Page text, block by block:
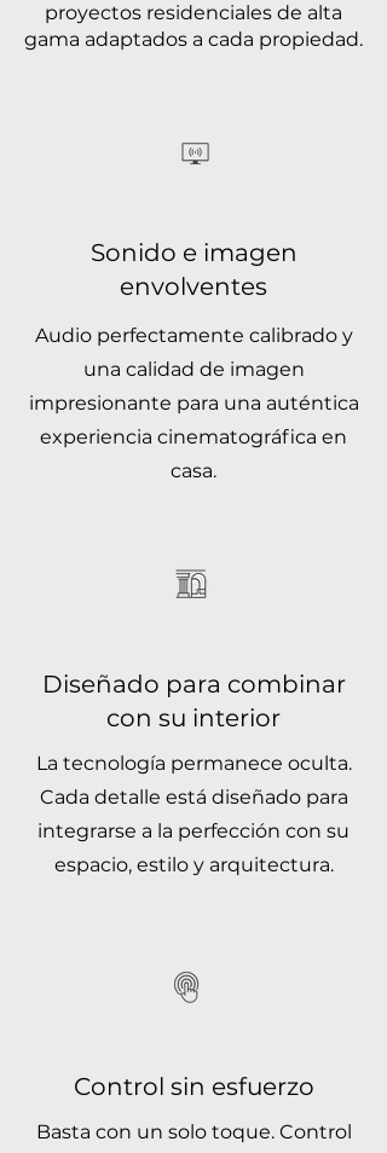
proyectos residenciales de alta
gama adaptados a cada propiedad.
Sonido e imagen
envolventes
Audio perfectamente calibrado y
una calidad de imagen
impresionante para una auténtica
experiencia cinematográfica en
casa.
Diseñado para combinar
con su interior
La tecnología permanece oculta.
Cada detalle está diseñado para
integrarse a la perfección con su
espacio, estilo y arquitectura.
Control sin esfuerzo
Basta con un solo toque. Control